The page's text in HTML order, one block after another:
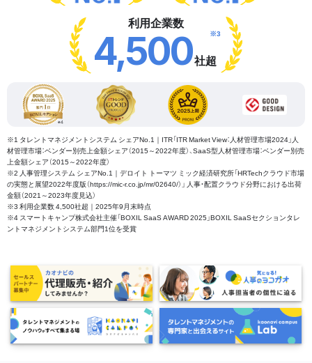
利用企業数
4,500社超
※3
※1 タレントマネジメントシステム シェアNo.1｜ITR「ITR Market View：人材管理市場2024」人
材管理市場：ベンダー別売上金額シェア（2015～2022年度）、SaaS型人材管理市場：ベンダー別売
上金額シェア（2015～2022年度）
※2 人事管理システム シェアNo.1｜デロイト トーマツ ミック経済研究所「HRTechクラウド市場
の実態と展望2022年度版（https://mic-r.co.jp/mr/02640/）」 人事・配置クラウド分野における出荷
金額（2021～2023年度見込）
※3 利用企業数 4,500社超｜2025年9月末時点
※4 スマートキャンプ株式会社主催「BOXIL SaaS AWARD 2025」BOXIL SaaSセクションタレ
ントマネジメントシステム部門1位を受賞